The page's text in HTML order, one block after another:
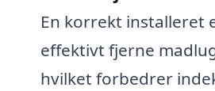
En korrekt installeret
effektivt fjerne
hvilket forbedrer